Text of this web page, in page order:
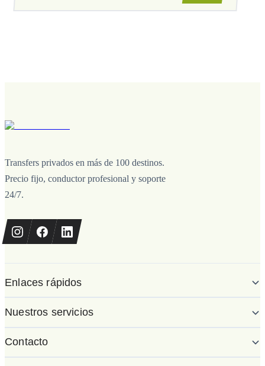
Transfers privados en más de 100 destinos.
Precio fijo, conductor profesional y soporte
24/7.
Enlaces rápidos
Nuestros servicios
Contacto